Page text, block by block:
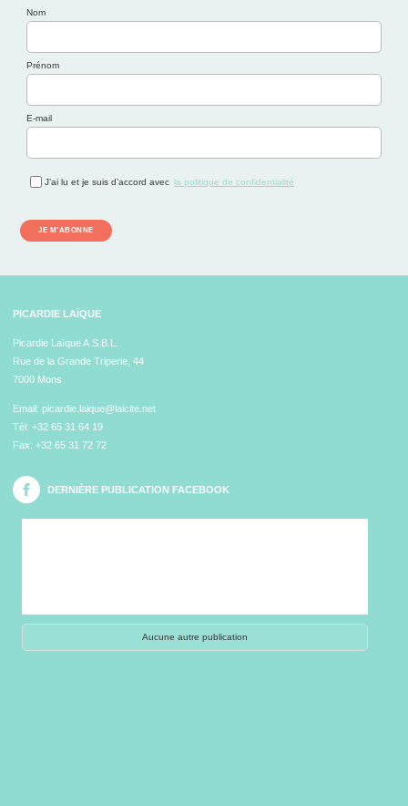
Nom
Prénom
E-mail
J’ai lu et je suis d’accord avec la politique de confidentialité
JE M'ABONNE
PICARDIE LAÏQUE
Picardie Laïque A.S.B.L.
Rue de la Grande Triperie, 44
7000 Mons
Email:picardie.laique@laicite.net
Tél:+32 65 31 64 19
Fax: +32 65 31 72 72
DERNIÈRE PUBLICATION FACEBOOK
Aucune autre publication